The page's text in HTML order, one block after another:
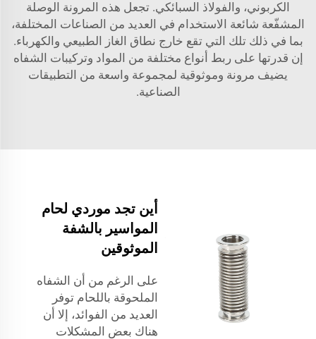
الكربوني، والفولاذ السبائكي. تجعل هذه المرونة الوصلة
المشفّعة شائعة الاستخدام في العديد من الصناعات المختلفة،
بما في ذلك تلك التي تقع خارج نطاق الغاز الطبيعي والكهرباء.
إن قدرتها على ربط أنواع مختلفة من المواد وتركيبات الشفاه
يضيف مرونة وموثوقية لمجموعة واسعة من التطبيقات
الصناعية.
أين تجد موردي لحام
المواسير بالشفة
الموثوقين
على الرغم من أن الشفاه
الملحوقة باللحام توفر
العديد من الفوائد، إلا أن
هناك بعض المشكلات